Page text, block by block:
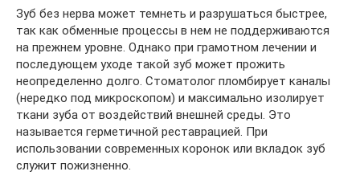
Зуб без нерва может темнеть и разрушаться быстрее,
так как обменные процессы в нем не поддерживаются
на прежнем уровне. Однако при грамотном лечении и
последующем уходе такой зуб может прожить
неопределенно долго. Стоматолог пломбирует каналы
(нередко под микроскопом) и максимально изолирует
ткани зуба от воздействий внешней среды. Это
называется герметичной реставрацией. При
использовании современных коронок или вкладок зуб
служит пожизненно.